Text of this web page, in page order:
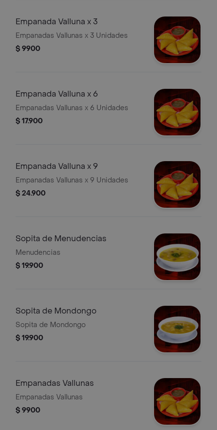
Empanada Valluna x 3
Empanadas Vallunas x 3 Unidades
$ 9900
Empanada Valluna x 6
Empanadas Vallunas x 6 Unidades
$ 17.900
Empanada Valluna x 9
Empanadas Vallunas x 9 Unidades
$ 24.900
Sopita de Menudencias
Menudencias
$ 19.900
Sopita de Mondongo
Sopita de Mondongo
$ 19.900
Empanadas Vallunas
Empanadas Vallunas
$ 9900